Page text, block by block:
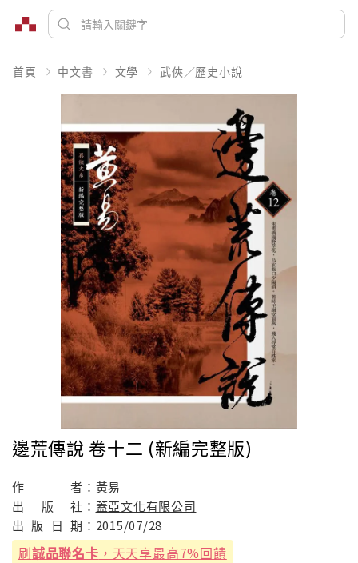
首頁 中文書 文學 武俠／歷史小說
邊荒傳說 卷十二 (新編完整版)
作 者： 黃易
出
版 社： 蓋亞文化有限公司
出 版 日 期： 2015/07/28
刷誠品聯名卡 ，天天享最高7%回饋